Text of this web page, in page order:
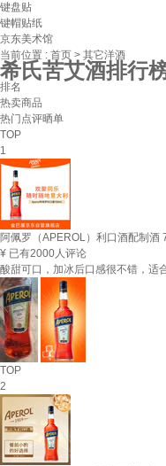
键盘贴
键帽贴纸
京东美术馆
当前位置 : 首页 > 其它洋酒
希氏苦艾酒排行
排名
热卖商品
热门点评晒单
TOP
1
阿佩罗（APEROL）利口酒配制酒
¥ 已有2000人评论
酸甜可口，加冰后口感很不错，适
TOP
2